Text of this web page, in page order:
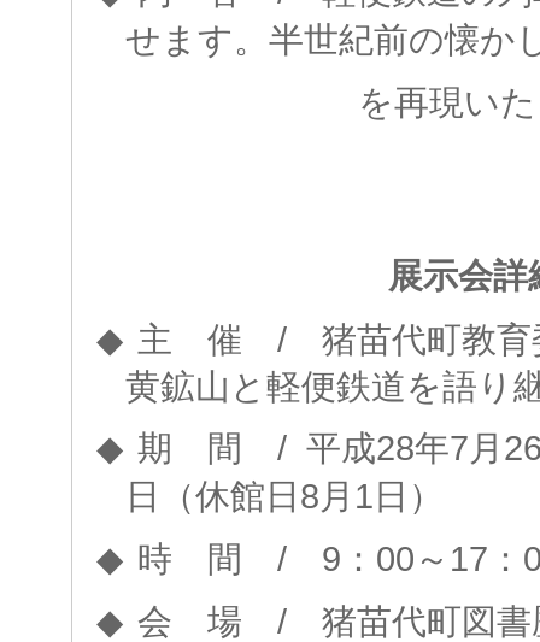
せます。半世紀前の懐
を再現いたし
展示会詳
◆ 主 催 /
猪苗代町教
黄鉱山と軽便鉄道を語り
◆ 期 間 / 平成28年7 月
日（休館日 8 月 1 日）
◆ 時 間 / 9 ： 00 ～ 17 ：
◆ 会 場 / 猪苗代町図